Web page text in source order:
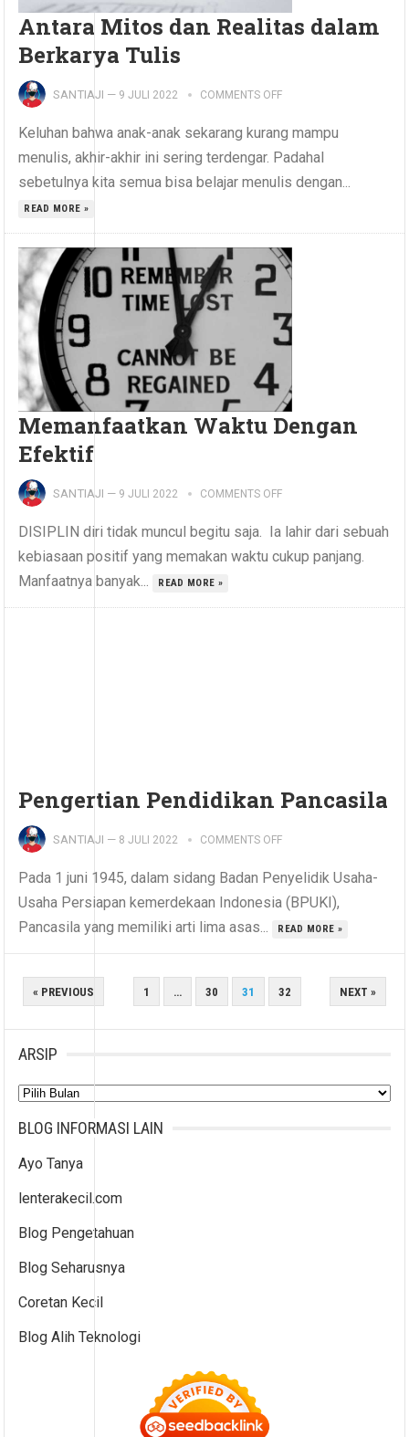
Antara Mitos dan Realitas dalam
Berkarya Tulis
SANTIAJI — 9 JULI 2022 COMMENTS OFF
Keluhan bahwa anak-anak sekarang kurang mampu
menulis, akhir-akhir ini sering terdengar. Padahal
sebetulnya kita semua bisa belajar menulis dengan...
READ MORE »
Memanfaatkan Waktu Dengan
Efektif
SANTIAJI — 9 JULI 2022 COMMENTS OFF
DISIPLIN diri tidak muncul begitu saja. Ia lahir dari sebuah
kebiasaan positif yang memakan waktu cukup panjang.
Manfaatnya banyak...
READ MORE »
Pengertian Pendidikan Pancasila
SANTIAJI — 8 JULI 2022 COMMENTS OFF
Pada 1 juni 1945, dalam sidang Badan Penyelidik Usaha-
Usaha Persiapan kemerdekaan Indonesia (BPUKI),
Pancasila yang memiliki arti lima asas...
READ MORE »
PAGINASI
« PREVIOUS 1 … 30 31 32 NEXT »
ARSIP
Arsip
BLOG INFORMASI LAIN
Ayo Tanya
lenterakecil.com
Blog Pengetahuan
Blog Seharusnya
Coretan Kecil
Blog Alih Teknologi